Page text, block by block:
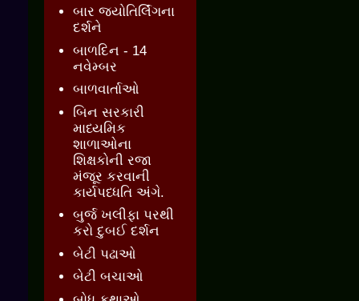
બાર જ્‍યોતિર્લિંગના
દર્શને
બાળદિન - 14
નવેમ્બર
બાળવાર્તાઓ
બિન સરકારી
માધ્યમિક
શાળાઓના
શિક્ષકોની રજા
મંજૂર કરવાની
કાર્યપધ્ધતિ અંગે.
બુર્જ ખલીફા પરથી
કરો દુબઈ દર્શન
બેટી પઢાઓ
બેટી બચાઓ